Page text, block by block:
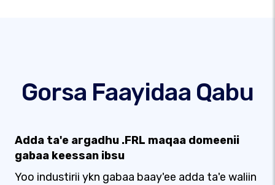
Gorsa Faayidaa Qabu
Adda ta'e argadhu .FRL maqaa domeenii
gabaa keessan ibsu
Yoo industirii ykn gabaa baay'ee adda ta'e waliin